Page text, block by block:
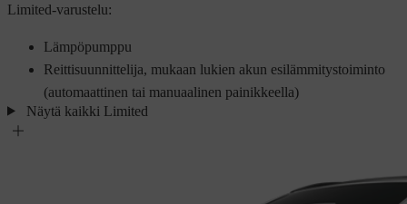
Limited-varustelu:
Lämpöpumppu
Reittisuunnittelija, mukaan lukien akun esilämmitystoiminto
(automaattinen tai manuaalinen painikkeella)
Näytä kaikki Limited